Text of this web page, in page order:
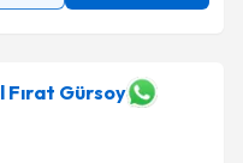
Fırat Gürsoy